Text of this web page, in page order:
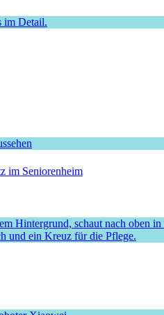
im Seniorenheim